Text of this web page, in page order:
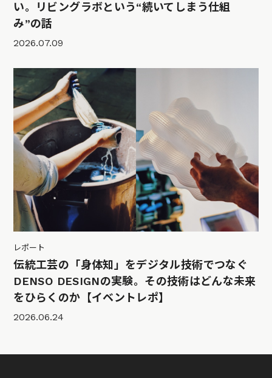
い。リビングラボという“続いてしまう仕組
み”の話
2026.07.09
レポート
伝統工芸の「身体知」をデジタル技術でつなぐ
DENSO DESIGNの実験。その技術はどんな未来
をひらくのか【イベントレポ】
2026.06.24